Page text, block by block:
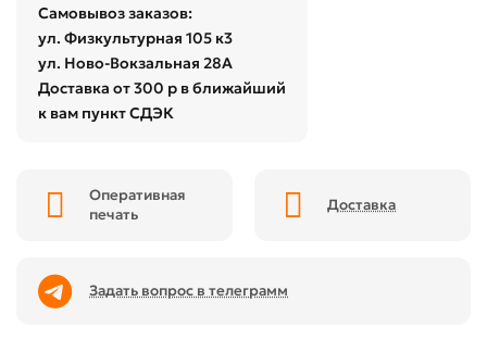
Самовывоз заказов:
ул. Физкультурная 105 к3
ул. Ново-Вокзальная 28А
Доставка от 300 р в ближайший
к вам пункт СДЭК
Оперативная
печать
Доставка
Задать вопрос в телеграмм